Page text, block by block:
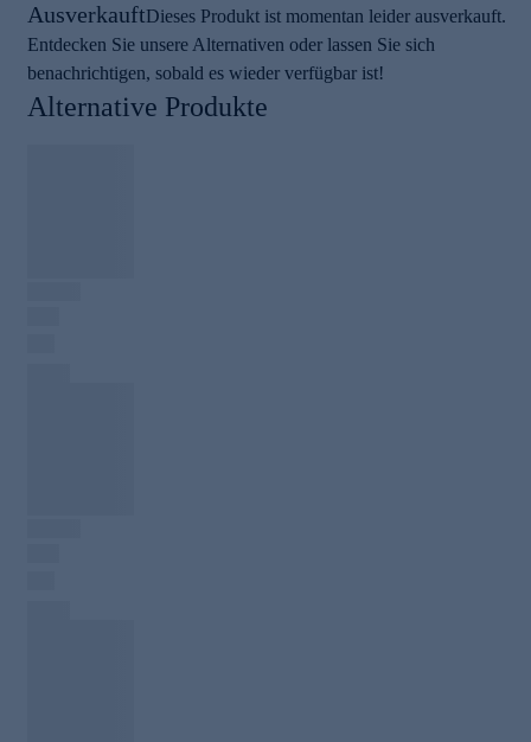
AusverkauftDieses Produkt ist momentan leider ausverkauft.
Entdecken Sie unsere Alternativen oder lassen Sie sich
benachrichtigen, sobald es wieder verfügbar ist!
Alternative Produkte